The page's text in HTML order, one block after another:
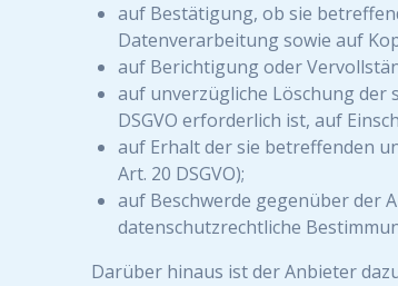
auf Bestätigung, ob sie
Datenverarbeitung sowie auf
auf Berichtigung oder
auf unverzügliche Löschung der
DSGVO erforderlich ist, auf
auf Erhalt der sie betreffenden
Art. 20 DSGVO);
auf Beschwerde gegenüber der
datenschutzrechtliche
Darüber hinaus ist der Anbieter